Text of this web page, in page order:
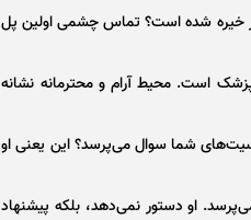
خیره شده است؟ تماس چشمی اولین پل
است. محیط آرام و محترمانه نشانه
شما سوال می‌پرسد؟ این یعنی او
او دستور نمی‌دهد، بلکه پیشنهاد